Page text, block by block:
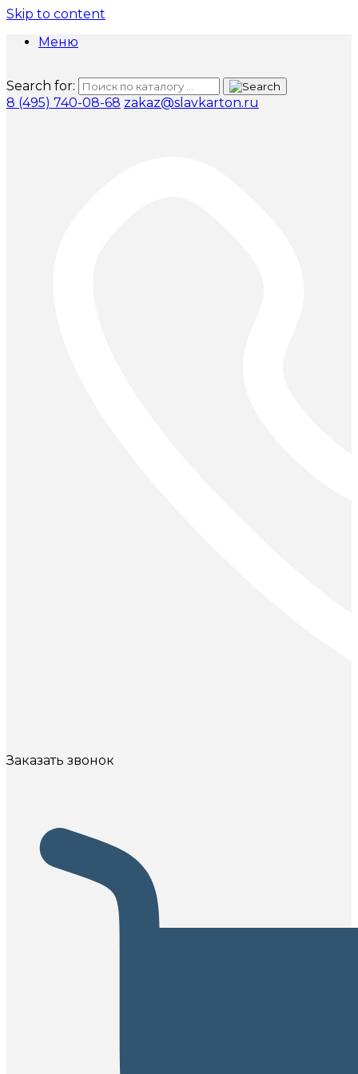
Skip to content
Меню
Search for:
8 (495) 740-08-68 zakaz@slavkarton.ru
Заказать звонок